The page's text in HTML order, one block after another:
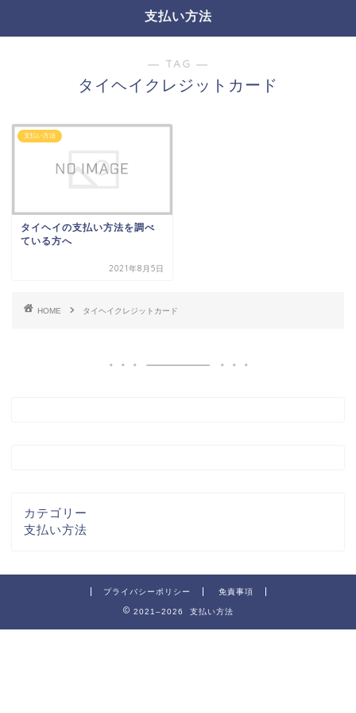
支払い方法
― TAG ―
タイヘイクレジットカード
支払い方法
タイヘイの支払い方法を調べ
ている方へ
2021年8月5日
HOME タイヘイクレジットカード
カテゴリー
支払い方法
プライバシーポリシー 免責事項
2021–2026 支払い方法